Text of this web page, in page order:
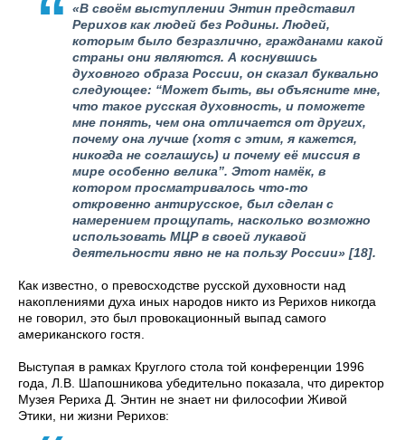
«В своём выступлении Энтин представил
Рерихов как людей без Родины. Людей,
которым было безразлично, гражданами какой
страны они являются. А коснувшись
духовного образа России, он сказал буквально
следующее: “Может быть, вы объясните мне,
что такое русская духовность, и поможете
мне понять, чем она отличается от других,
почему она лучше (хотя с этим, я кажется,
никогда не соглашусь) и почему её миссия в
мире особенно велика”. Этот намёк, в
котором просматривалось что-то
откровенно антирусское, был сделан с
намерением прощупать, насколько возможно
использовать МЦР в своей лукавой
деятельности явно не на пользу России» [18].
Как известно, о превосходстве русской духовности над
накоплениями духа иных народов никто из Рерихов никогда
не говорил, это был провокационный выпад самого
американского гостя.
Выступая в рамках Круглого стола той конференции 1996
года, Л.В. Шапошникова убедительно показала, что директор
Музея Рериха Д. Энтин не знает ни философии Живой
Этики, ни жизни Рерихов: